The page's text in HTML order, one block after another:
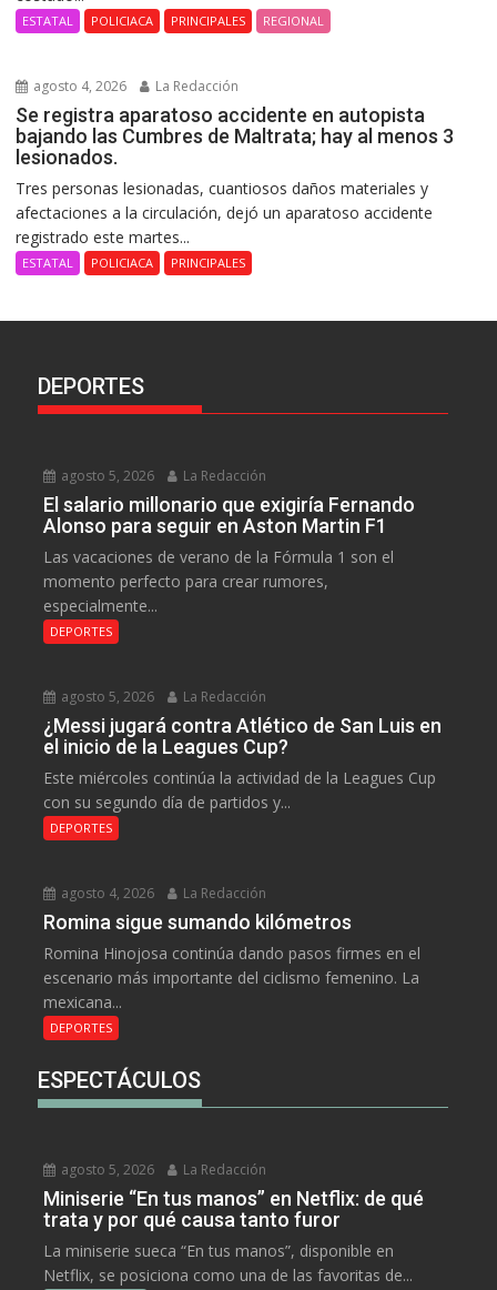
ESTATAL POLICIACA PRINCIPALES REGIONAL
agosto 4, 2026 La Redacción
Se registra aparatoso accidente en autopista
bajando las Cumbres de Maltrata; hay al menos 3
lesionados.
Tres personas lesionadas, cuantiosos daños materiales y
afectaciones a la circulación, dejó un aparatoso accidente
registrado este martes...
ESTATAL POLICIACA PRINCIPALES
DEPORTES
agosto 5, 2026 La Redacción
El salario millonario que exigiría Fernando
Alonso para seguir en Aston Martin F1
Las vacaciones de verano de la Fórmula 1 son el
momento perfecto para crear rumores,
especialmente...
DEPORTES
agosto 5, 2026 La Redacción
¿Messi jugará contra Atlético de San Luis en
el inicio de la Leagues Cup?
Este miércoles continúa la actividad de la Leagues Cup
con su segundo día de partidos y...
DEPORTES
agosto 4, 2026 La Redacción
Romina sigue sumando kilómetros
Romina Hinojosa continúa dando pasos firmes en el
escenario más importante del ciclismo femenino. La
mexicana...
DEPORTES
ESPECTÁCULOS
agosto 5, 2026 La Redacción
Miniserie “En tus manos” en Netflix: de qué
trata y por qué causa tanto furor
La miniserie sueca “En tus manos”, disponible en
Netflix, se posiciona como una de las favoritas de...